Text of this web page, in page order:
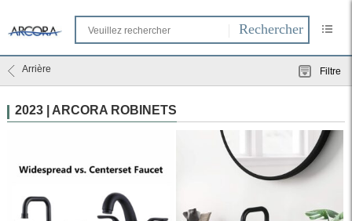
Arrière Filtre
2023 | ARCORA ROBINETS